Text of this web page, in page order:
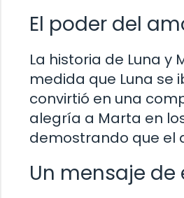
El poder del
La historia de Luna
medida que Luna se
convirtió en una
alegría a Marta en
demostrando que el
Un mensaje